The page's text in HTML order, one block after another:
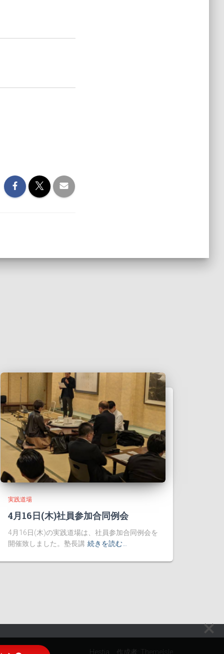
実践道場
4月16日(木)社員参加合同例会
4月16日(木)の実践道場は、社員参加合同例会を
開催致しました。塾長講 続きを読む…
Hestia、作成者: ThemeIsle